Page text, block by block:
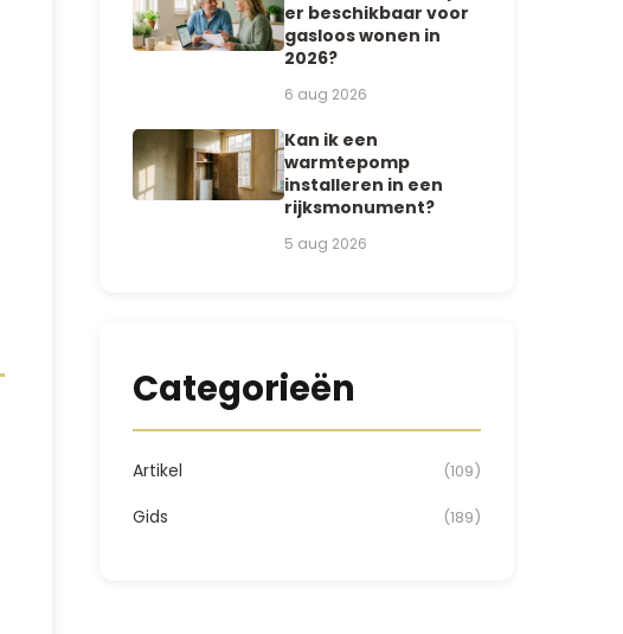
er beschikbaar voor
gasloos wonen in
2026?
6 aug 2026
Kan ik een
warmtepomp
installeren in een
rijksmonument?
5 aug 2026
Categorieën
Artikel (109)
Gids (189)